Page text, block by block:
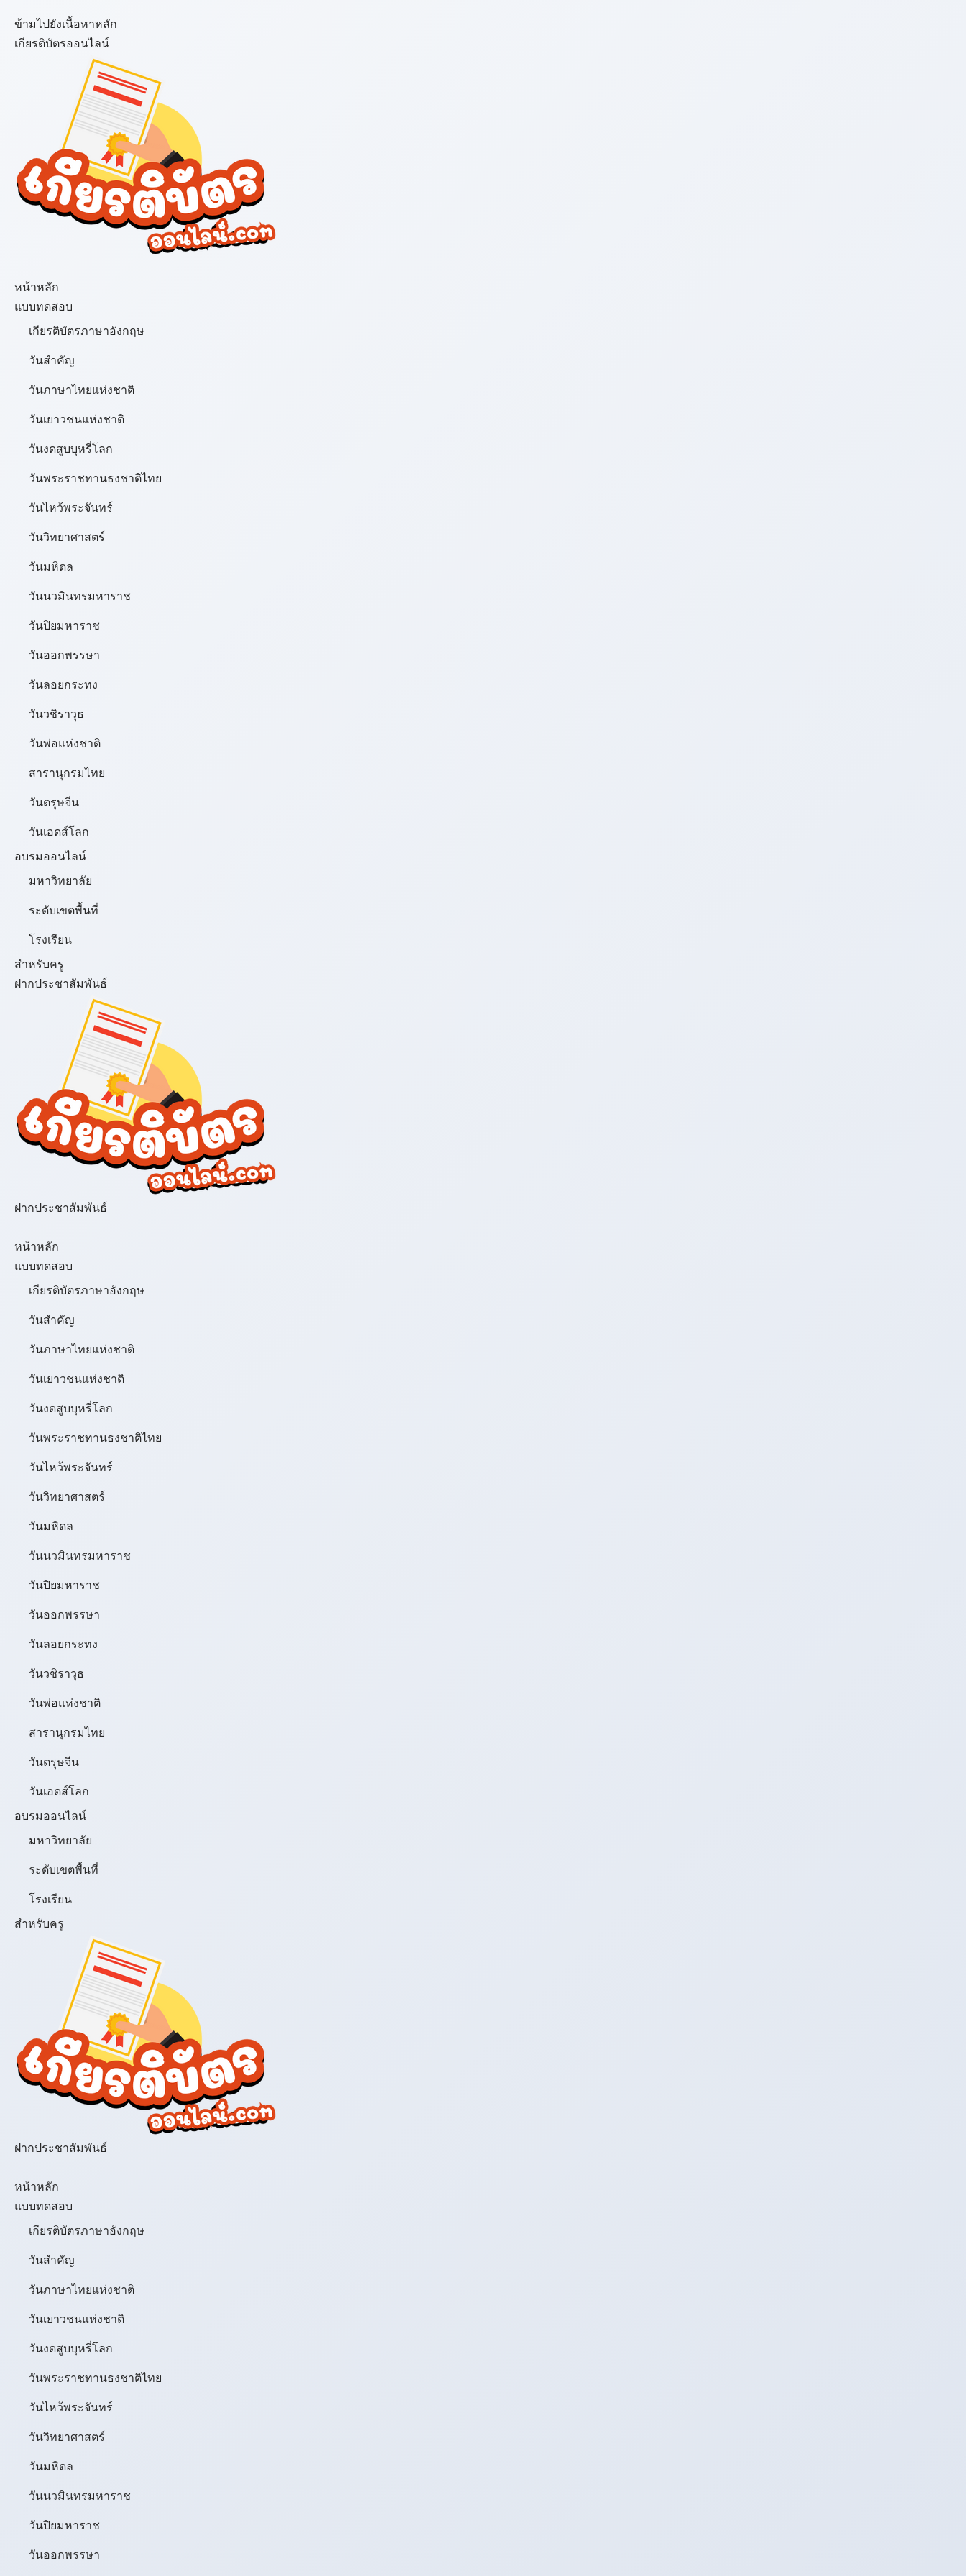
ข้ามไปยังเนื้อหาหลัก
เกียรติบัตรออนไลน์
หน้าหลัก
แบบทดสอบ
เกียรติบัตรภาษาอังกฤษ
วันสำคัญ
วันภาษาไทยแห่งชาติ
วันเยาวชนแห่งชาติ
วันงดสูบบุหรี่โลก
วันพระราชทานธงชาติไทย
วันไหว้พระจันทร์​
วันวิทยาศาสตร์
วันมหิดล
วันนวมินทรมหาราช
วันปิยมหาราช
วันออกพรรษา
วันลอยกระทง
วันวชิราวุธ
วันพ่อแห่งชาติ
สารานุกรมไทย
วันตรุษจีน
วันเอดส์โลก
อบรมออนไลน์
มหาวิทยาลัย
ระดับเขตพื้นที่
โรงเรียน
สำหรับครู
ฝากประชาสัมพันธ์
ฝากประชาสัมพันธ์
หน้าหลัก
แบบทดสอบ
เกียรติบัตรภาษาอังกฤษ
วันสำคัญ
วันภาษาไทยแห่งชาติ
วันเยาวชนแห่งชาติ
วันงดสูบบุหรี่โลก
วันพระราชทานธงชาติไทย
วันไหว้พระจันทร์​
วันวิทยาศาสตร์
วันมหิดล
วันนวมินทรมหาราช
วันปิยมหาราช
วันออกพรรษา
วันลอยกระทง
วันวชิราวุธ
วันพ่อแห่งชาติ
สารานุกรมไทย
วันตรุษจีน
วันเอดส์โลก
อบรมออนไลน์
มหาวิทยาลัย
ระดับเขตพื้นที่
โรงเรียน
สำหรับครู
ฝากประชาสัมพันธ์
หน้าหลัก
แบบทดสอบ
เกียรติบัตรภาษาอังกฤษ
วันสำคัญ
วันภาษาไทยแห่งชาติ
วันเยาวชนแห่งชาติ
วันงดสูบบุหรี่โลก
วันพระราชทานธงชาติไทย
วันไหว้พระจันทร์​
วันวิทยาศาสตร์
วันมหิดล
วันนวมินทรมหาราช
วันปิยมหาราช
วันออกพรรษา